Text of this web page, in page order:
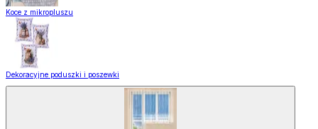
Koce z mikropluszu
Dekoracyjne poduszki i poszewki